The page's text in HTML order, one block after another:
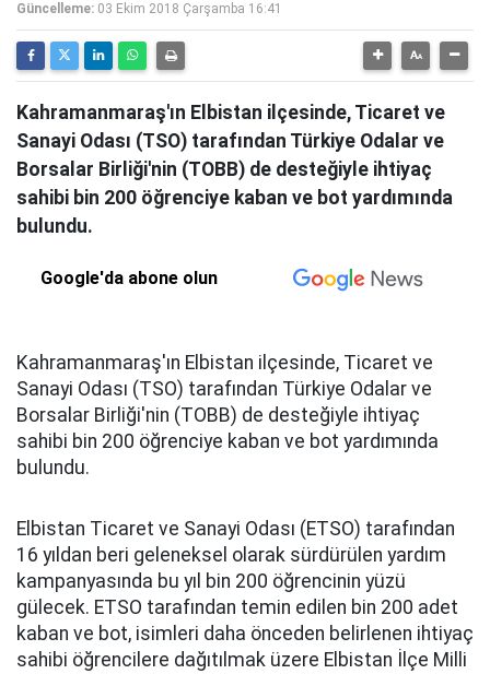
Güncelleme: 03 Ekim 2018 Çarşamba 16:41
Kahramanmaraş'ın Elbistan ilçesinde, Ticaret ve
Sanayi Odası (TSO) tarafından Türkiye Odalar ve
Borsalar Birliği'nin (TOBB) de desteğiyle ihtiyaç
sahibi bin 200 öğrenciye kaban ve bot yardımında
bulundu.
Google'da abone olun
Kahramanmaraş'ın Elbistan ilçesinde, Ticaret ve
Sanayi Odası (TSO) tarafından Türkiye Odalar ve
Borsalar Birliği'nin (TOBB) de desteğiyle ihtiyaç
sahibi bin 200 öğrenciye kaban ve bot yardımında
bulundu.
Elbistan Ticaret ve Sanayi Odası (ETSO) tarafından
16 yıldan beri geleneksel olarak sürdürülen yardım
kampanyasında bu yıl bin 200 öğrencinin yüzü
gülecek. ETSO tarafından temin edilen bin 200 adet
kaban ve bot, isimleri daha önceden belirlenen ihtiyaç
sahibi öğrencilere dağıtılmak üzere Elbistan İlçe Milli